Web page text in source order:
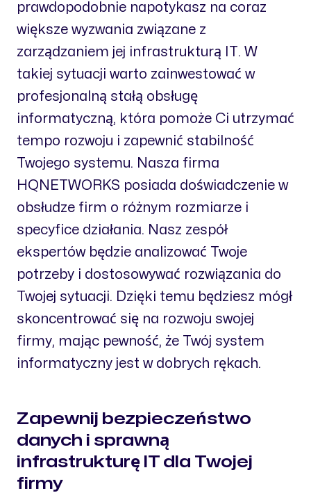
prawdopodobnie napotykasz na coraz
większe wyzwania związane z
zarządzaniem jej infrastrukturą IT. W
takiej sytuacji warto zainwestować w
profesjonalną stałą obsługę
informatyczną, która pomoże Ci utrzymać
tempo rozwoju i zapewnić stabilność
Twojego systemu. Nasza firma
HQNETWORKS posiada doświadczenie w
obsłudze firm o różnym rozmiarze i
specyfice działania. Nasz zespół
ekspertów będzie analizować Twoje
potrzeby i dostosowywać rozwiązania do
Twojej sytuacji. Dzięki temu będziesz mógł
skoncentrować się na rozwoju swojej
firmy, mając pewność, że Twój system
informatyczny jest w dobrych rękach.
Zapewnij bezpieczeństwo
danych i sprawną
infrastrukturę IT dla Twojej
firmy